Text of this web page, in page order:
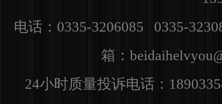
电话：0335-3206085 0335-
箱：
24小时质量投诉电话：